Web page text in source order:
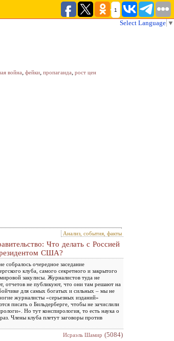
1
Select Language ▼
война, фейки, пропаганда, рост цен
Анализ, события, факты
Что делать с Россией
США?
собралось очередное заседание
клуба, самого секретного и закрытого
закулисы. Журналистов туда не
отчетов не публикуют, что они там решают на
для самых богатых и сильных – мы не
журналисты «серьезных изданий»
писать о Бильдерберге, чтобы не зачислили
Но тут конспирология, то есть наука о
Члены клуба плетут заговоры против
Исраэль Шамир (5084)